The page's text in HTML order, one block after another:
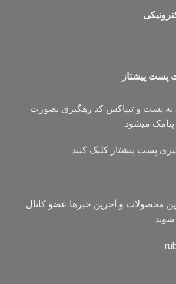
پست پیشتاز
به پست و تیپاکس کد رهگیری بصورت
پیامک میشود.
پست پیشتاز کلیک کنید.
محصولات و آخرین خبرها عضو کانال